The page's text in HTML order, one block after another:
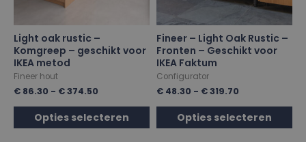
Light oak rustic –
Komgreep – geschikt voor
IKEA metod
Fineer hout
€ 86.30 - €374.50
Opties selecteren
Fineer – Light Oak Rustic –
Fronten – Geschikt voor
IKEA Faktum
Configurator
€ 48.30 - €319.70
Opties selecteren